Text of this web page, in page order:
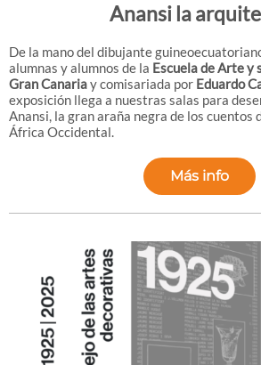
Anansi la
De la mano del dibujante
alumnas y alumnos de la Escuela de Arte y
Gran Canariay comisariada por Eduardo
exposición llega a nuestras salas para
Anansi, la gran araña negra de los cuentos
África Occidental.
Más info